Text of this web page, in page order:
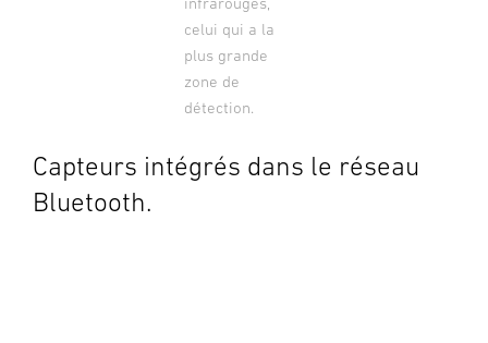
celui qui a la
plus grande
zone de
détection.
Capteurs intégrés dans le réseau
Bluetooth.